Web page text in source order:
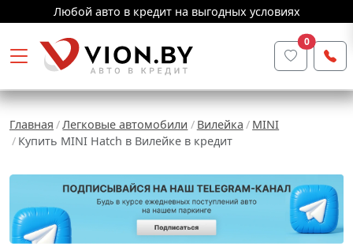
Любой авто в кредит на выгодных условиях
0
Главная Легковые автомобили Вилейка
MINI
Купить MINI Hatch в Вилейке в кредит